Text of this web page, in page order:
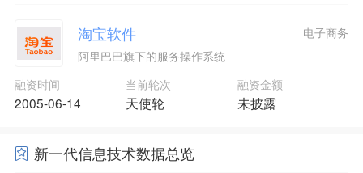
淘宝软件
阿里巴巴旗下的服务操作系统
电子商务
融资时间
2005-06-14
当前轮次
天使轮
融资金额
未披露
新一代信息技术数据总览